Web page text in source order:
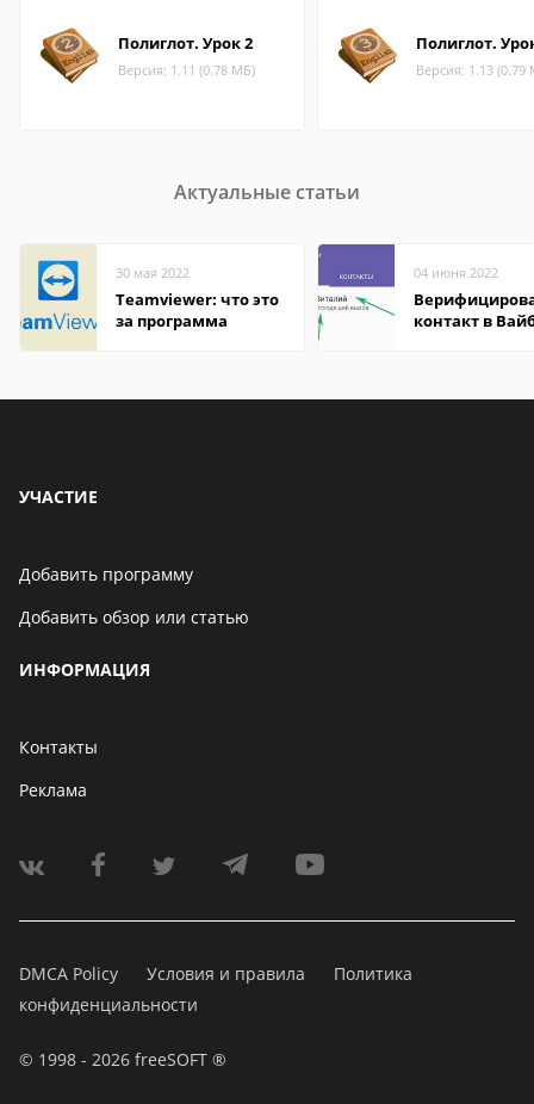
Полиглот. Урок 2
Версия: 1.11 (0.78 МБ)
Полиглот.
Версия: 1.13 (0.79
Актуальные статьи
30 мая 2022
Teamviewer: что это
за программа
04 июня 2022
контакт в
УЧАСТИЕ
Добавить программу
Добавить обзор или статью
ИНФОРМАЦИЯ
Контакты
Реклама
DMCA Policy Условия и правила
Политика
конфиденциальности
© 1998 - 2026 freeSOFT ®